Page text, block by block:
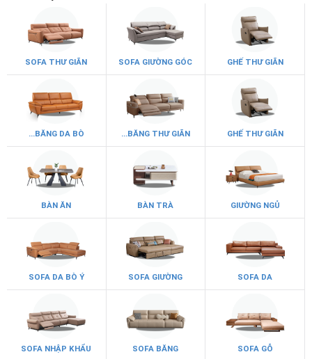
SOFA THƯ GIÃN SOFA GIƯỜNG GÓC GHẾ THƯ GIÃN
...BĂNG DA BÒ ...BĂNG THƯ GIÃN GHẾ THƯ GIÃN
BÀN ĂN BÀN TRÀ GIƯỜNG NGỦ
SOFA DA BÒ Ý SOFA GIƯỜNG SOFA DA
SOFA NHẬP KHẨU SOFA BĂNG SOFA GỖ